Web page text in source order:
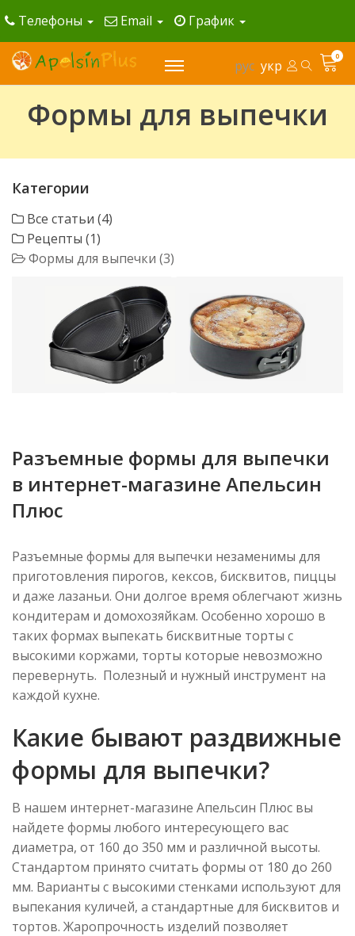
Телефоны Email График
рус укр
0
Формы для выпечки
Категории
Все статьи (4)
Рецепты (1)
Формы для выпечки (3)
Разъемные формы для выпечки
в интернет-магазине Апельсин
Плюс
Разъемные формы для выпечки незаменимы для
приготовления пирогов, кексов, бисквитов, пиццы
и даже лазаньи. Они долгое время облегчают жизнь
кондитерам и домохозяйкам. Особенно хорошо в
таких формах выпекать бисквитные торты с
высокими коржами, торты которые невозможно
перевернуть. Полезный и нужный инструмент на
каждой кухне.
Какие бывают раздвижные
формы для выпечки?
В нашем интернет-магазине Апельсин Плюс вы
найдете формы любого интересующего вас
диаметра, от 160 до 350 мм и различной высоты.
Стандартом принято считать формы от 180 до 260
мм. Варианты с высокими стенками используют для
выпекания куличей, а стандартные для бисквитов и
тортов. Жаропрочность изделий позволяет